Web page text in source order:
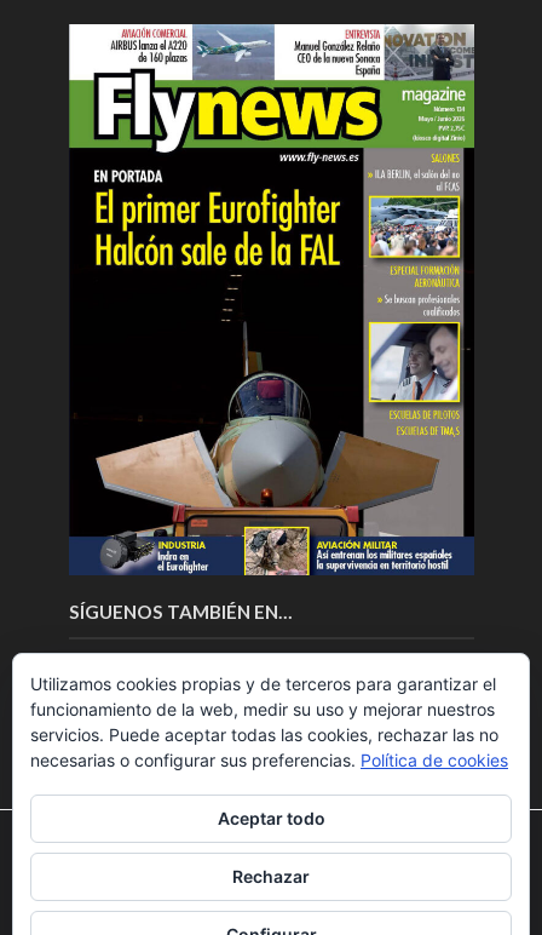
SÍGUENOS TAMBIÉN EN…
Copyright © 2018.Fly News.Noticias aerospacial
UAS aviación comercial
Utilizamos cookies para ofrecerte la mejor experiencia en
nuestra web.
Puedes aprender más sobre qué cookies utilizamos o
desactivarlas en losajustes.
Utilizamos cookies propias y de terceros para garantizar el
funcionamiento de la web, medir su uso y mejorar nuestros
servicios. Puede aceptar todas las cookies, rechazar las no
necesarias o configurar sus preferencias. Política de cookies
Aceptar todo
Rechazar